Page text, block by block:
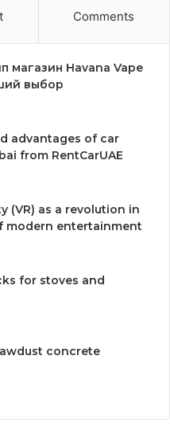
Comments
магазин Havana Vape
выбор
advantages of car
from RentCarUAE
(VR) as a revolution in
modern entertainment
for stoves and
concrete